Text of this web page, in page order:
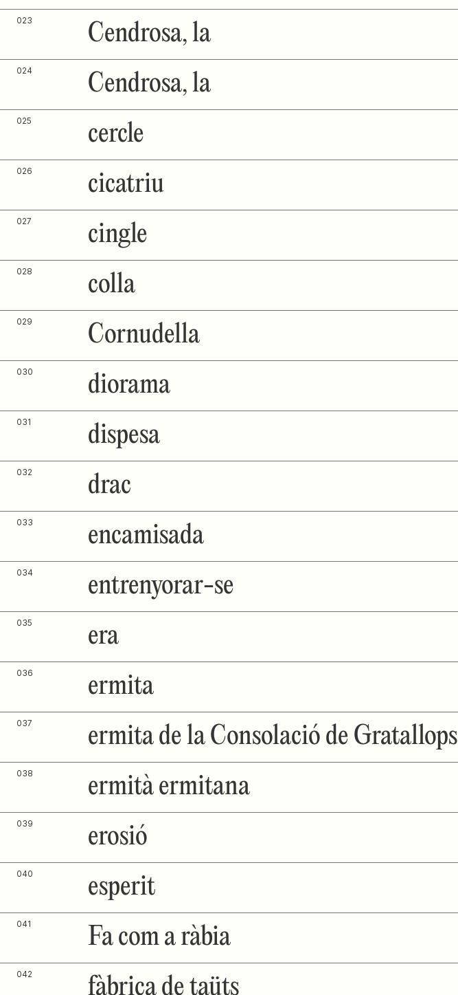
023 Cendrosa, la
024 Cendrosa, la
025 cercle
026 cicatriu
027 cingle
028 colla
029 Cornudella
030 diorama
031 dispesa
032 drac
033 encamisada
034 entrenyorar-se
035 era
036 ermita
037 ermita de la Consolació de Gratallops
038 ermità ermitana
039 erosió
040 esperit
041 Fa com a ràbia
042 fàbrica de taüts